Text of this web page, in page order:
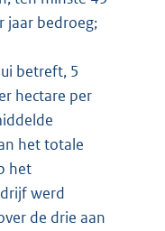
jaar bedroeg;
betreft, 5
hectare per
het totale
het
werd
de drie aan